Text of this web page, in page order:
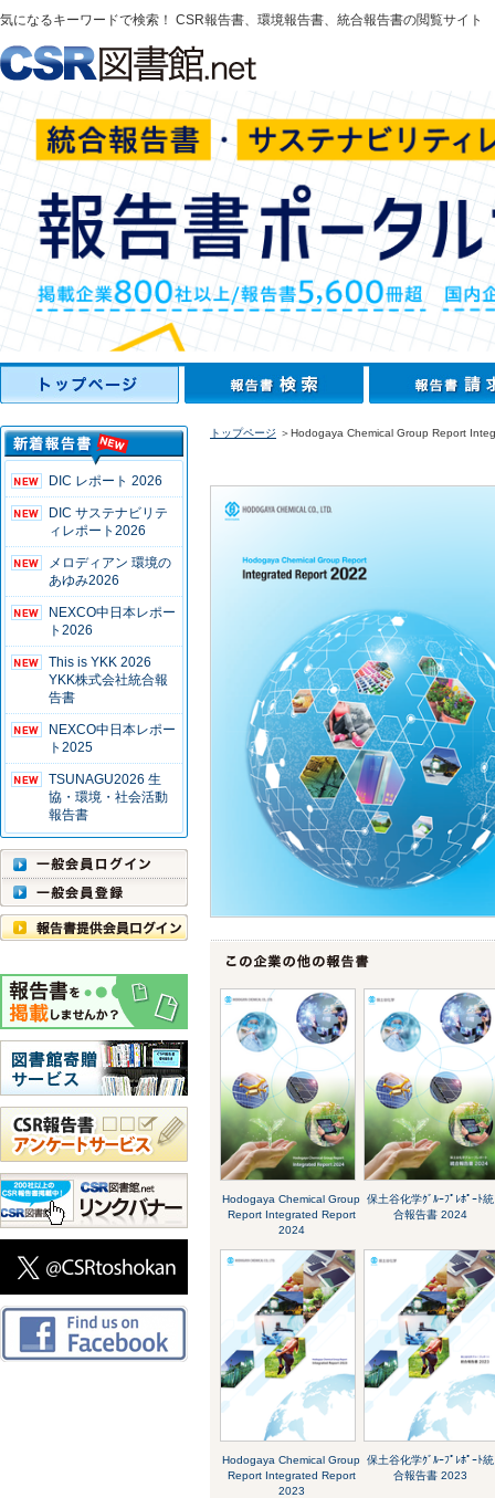
気になるキーワードで検索！ CSR報告書、環境報告書、統合報告書の閲覧サイト
DIC レポート 2026
DIC サステナビリテ
ィレポート2026
メロディアン 環境の
あゆみ2026
NEXCO中日本レポー
ト2026
This is YKK 2026
YKK株式会社統合報
告書
NEXCO中日本レポー
ト2025
TSUNAGU2026 生
協・環境・社会活動
報告書
トップページ ＞Hodogaya Chemical Group Report
Hodogaya Chemical Group
Report Integrated Report
2024
保土谷化学ｸﾞﾙｰﾌﾟﾚﾎﾟｰﾄ統
合報告書 2024
Hodogaya Chemical Group
Report Integrated Report
2023
保土谷化学ｸﾞﾙｰﾌﾟﾚﾎﾟｰﾄ統
合報告書 2023